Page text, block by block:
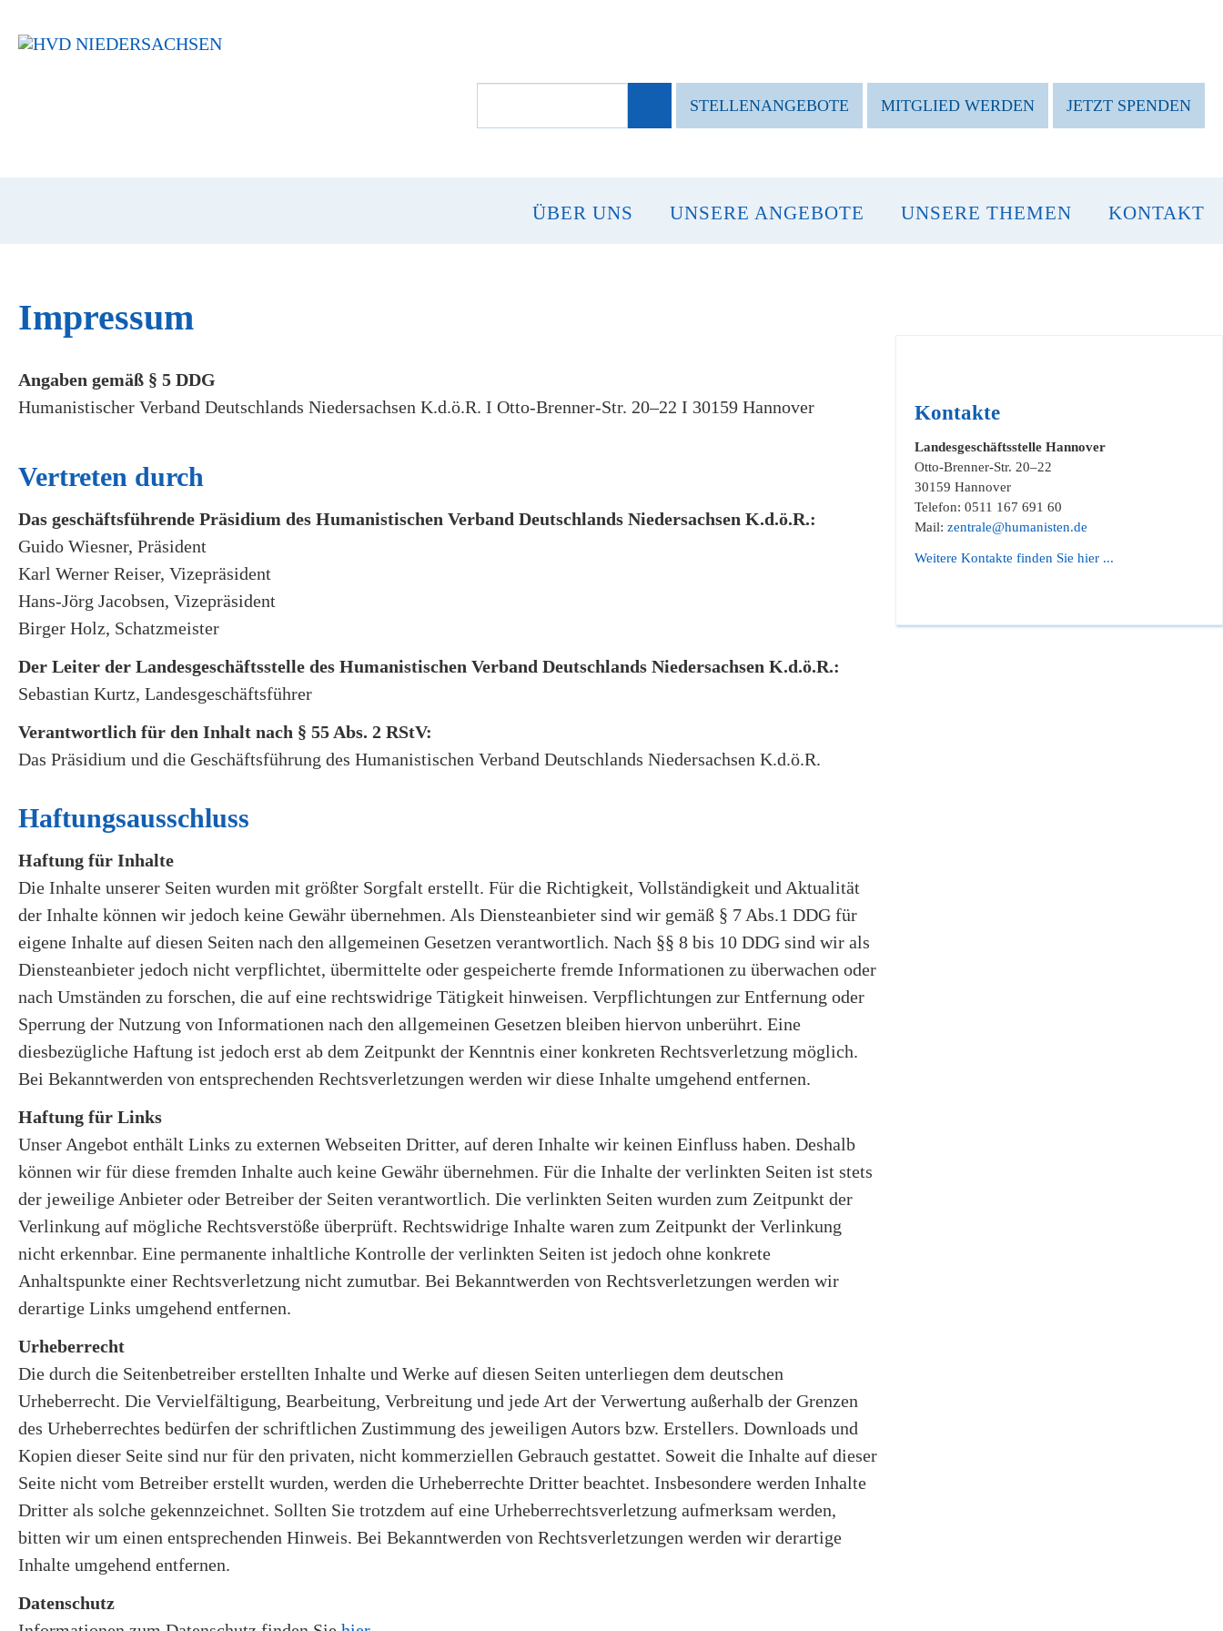
STELLENANGEBOTE MITGLIED WERDEN JETZT SPENDEN
ÜBER UNS UNSERE ANGEBOTE UNSERE THEMEN KONTAKT
Impressum
Angaben gemäß § 5 DDG
Humanistischer Verband Deutschlands Niedersachsen K.d.ö.R. I Otto-Brenner-Str. 20–22 I 30159 Hannover
Vertreten durch
Das geschäftsführende Präsidium des Humanistischen Verband Deutschlands Niedersachsen K.d.ö.R.:
Guido Wiesner, Präsident
Karl Werner Reiser, Vizepräsident
Hans-Jörg Jacobsen, Vizepräsident
Birger Holz, Schatzmeister
Der Leiter der Landesgeschäftsstelle des Humanistischen Verband Deutschlands Niedersachsen K.d.ö.R.:
Sebastian Kurtz, Landesgeschäftsführer
Verantwortlich für den Inhalt nach § 55 Abs. 2 RStV:
Das Präsidium und die Geschäftsführung des Humanistischen Verband Deutschlands Niedersachsen K.d.ö.R.
Haftungsausschluss
Haftung für Inhalte
Die Inhalte unserer Seiten wurden mit größter Sorgfalt erstellt. Für die Richtigkeit, Vollständigkeit und Aktualität
der Inhalte können wir jedoch keine Gewähr übernehmen. Als Diensteanbieter sind wir gemäß § 7 Abs.1 DDG für
eigene Inhalte auf diesen Seiten nach den allgemeinen Gesetzen verantwortlich. Nach §§ 8 bis 10 DDG sind wir als
Diensteanbieter jedoch nicht verpflichtet, übermittelte oder gespeicherte fremde Informationen zu überwachen oder
nach Umständen zu forschen, die auf eine rechtswidrige Tätigkeit hinweisen. Verpflichtungen zur Entfernung oder
Sperrung der Nutzung von Informationen nach den allgemeinen Gesetzen bleiben hiervon unberührt. Eine
diesbezügliche Haftung ist jedoch erst ab dem Zeitpunkt der Kenntnis einer konkreten Rechtsverletzung möglich.
Bei Bekanntwerden von entsprechenden Rechtsverletzungen werden wir diese Inhalte umgehend entfernen.
Haftung für Links
Unser Angebot enthält Links zu externen Webseiten Dritter, auf deren Inhalte wir keinen Einfluss haben. Deshalb
können wir für diese fremden Inhalte auch keine Gewähr übernehmen. Für die Inhalte der verlinkten Seiten ist stets
der jeweilige Anbieter oder Betreiber der Seiten verantwortlich. Die verlinkten Seiten wurden zum Zeitpunkt der
Verlinkung auf mögliche Rechtsverstöße überprüft. Rechtswidrige Inhalte waren zum Zeitpunkt der Verlinkung
nicht erkennbar. Eine permanente inhaltliche Kontrolle der verlinkten Seiten ist jedoch ohne konkrete
Anhaltspunkte einer Rechtsverletzung nicht zumutbar. Bei Bekanntwerden von Rechtsverletzungen werden wir
derartige Links umgehend entfernen.
Urheberrecht
Die durch die Seitenbetreiber erstellten Inhalte und Werke auf diesen Seiten unterliegen dem deutschen
Urheberrecht. Die Vervielfältigung, Bearbeitung, Verbreitung und jede Art der Verwertung außerhalb der Grenzen
des Urheberrechtes bedürfen der schriftlichen Zustimmung des jeweiligen Autors bzw. Erstellers. Downloads und
Kopien dieser Seite sind nur für den privaten, nicht kommerziellen Gebrauch gestattet. Soweit die Inhalte auf dieser
Seite nicht vom Betreiber erstellt wurden, werden die Urheberrechte Dritter beachtet. Insbesondere werden Inhalte
Dritter als solche gekennzeichnet. Sollten Sie trotzdem auf eine Urheberrechtsverletzung aufmerksam werden,
bitten wir um einen entsprechenden Hinweis. Bei Bekanntwerden von Rechtsverletzungen werden wir derartige
Inhalte umgehend entfernen.
Datenschutz
Kontakte
Landesgeschäftsstelle Hannover
Otto-Brenner-Str. 20–22
30159 Hannover
Telefon: 0511 167 691 60
Mail: zentrale@humanisten.de
Weitere Kontakte finden Sie hier ...